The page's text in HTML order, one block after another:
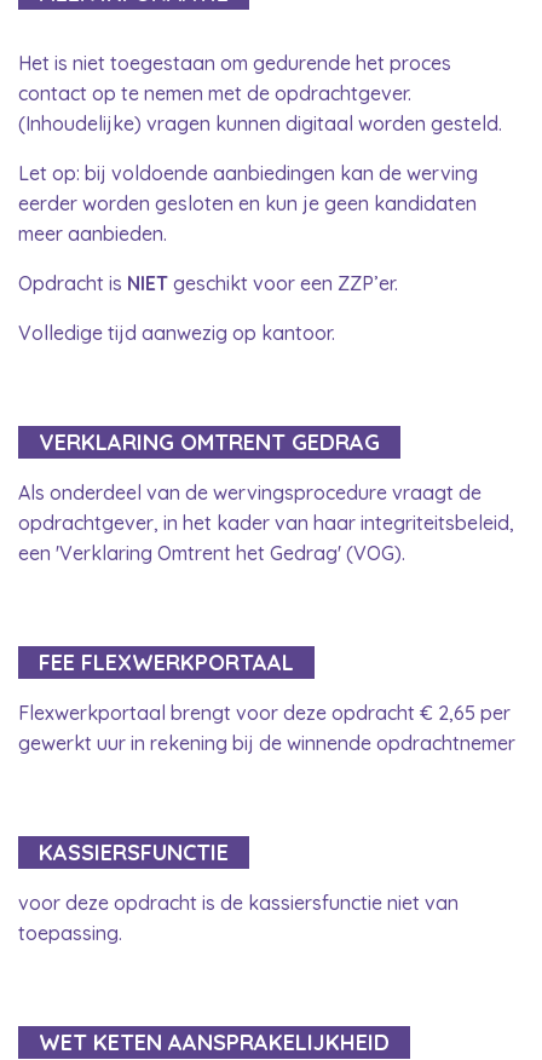
Het is niet toegestaan om gedurende het proces
contact op te nemen met de opdrachtgever.
(Inhoudelijke) vragen kunnen digitaal worden gesteld.
Let op: bij voldoende aanbiedingen kan de werving
eerder worden gesloten en kun je geen kandidaten
meer aanbieden.
Opdracht is NIET geschikt voor een ZZP’er.
Volledige tijd aanwezig op kantoor.
VERKLARING OMTRENT GEDRAG
Als onderdeel van de wervingsprocedure vraagt de
opdrachtgever, in het kader van haar integriteitsbeleid,
een 'Verklaring Omtrent het Gedrag' (VOG).
FEE FLEXWERKPORTAAL
Flexwerkportaal brengt voor deze opdracht € 2,65 per
gewerkt uur in rekening bij de winnende opdrachtnemer
KASSIERSFUNCTIE
voor deze opdracht is de kassiersfunctie niet van
toepassing.
WET KETEN AANSPRAKELIJKHEID